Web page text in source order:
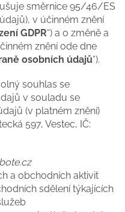
směrnice 95/46/ES
v účinném znění
GDPR“) a o změně a
znění ode dne
osobních údajů“).
souhlas se
v souladu se
(v platném znění)
597, Vestec, IČ:
a obchodních aktivit
sdělení týkajících